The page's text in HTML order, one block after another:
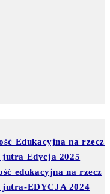
Edukacyjna na rzecz
jutra Edycja 2025
edukacyjna na rzecz
jutra-EDYCJA 2024